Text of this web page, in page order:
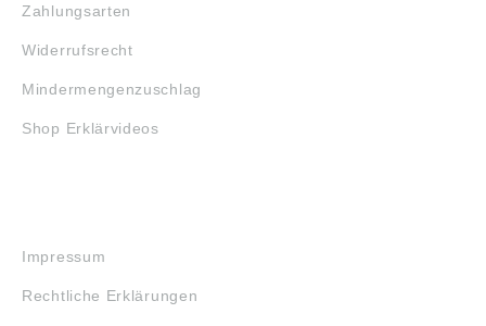
Zahlungsarten
Widerrufsrecht
Mindermengenzuschlag
Shop Erklärvideos
Impressum
Rechtliche Erklärungen